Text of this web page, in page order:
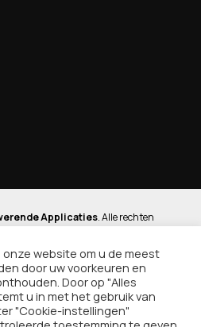
Applicaties. Alle rechten
sociale netwerken
website om u de meest
door uw voorkeuren en
Door op "Alles
u in met het gebruik van
"Cookie-instellingen"